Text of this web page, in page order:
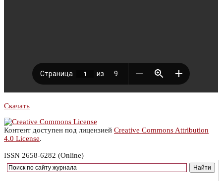
Скачать
Контент доступен под лицензией Creative Commons Attribution
4.0 License.
ISSN 2658-6282 (Online)